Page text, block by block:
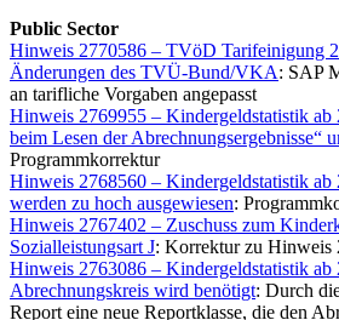
Public Sector
Hinweis 2770586 – TVöD Tarifeinigung
Änderungen des TVÜ-Bund/VKA: SAP
an tarifliche Vorgaben angepasst
Hinweis 2769955 – Kindergeldstatistik ab
beim Lesen der Abrechnungsergebnisse“
Programmkorrektur
Hinweis 2768560 – Kindergeldstatistik ab
werden zu hoch ausgewiesen:
Hinweis 2767402 – Zuschuss zum
Sozialleistungsart J: Korrektur zu Hinweis
Hinweis 2763086 – Kindergeldstatistik ab
Abrechnungskreis wird benötigt: Durch
Report eine neue Reportklasse, die den